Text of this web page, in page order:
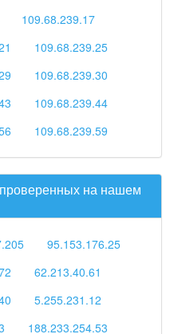
109.68.239.17
109.68.239.25
109.68.239.30
109.68.239.44
109.68.239.59
на нашем
95.153.176.25
62.213.40.61
5.255.231.12
188.233.254.53